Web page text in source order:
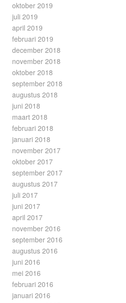
oktober 2019
juli 2019
april 2019
februari 2019
december 2018
november 2018
oktober 2018
september 2018
augustus 2018
juni 2018
maart 2018
februari 2018
januari 2018
november 2017
oktober 2017
september 2017
augustus 2017
juli 2017
juni 2017
april 2017
november 2016
september 2016
augustus 2016
juni 2016
mei 2016
februari 2016
januari 2016